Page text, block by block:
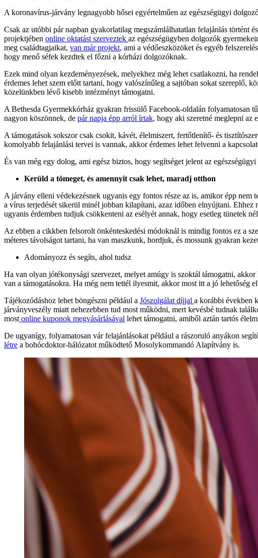
A koronavírus-járvány legnagyobb hősei egyértelműen az egészségügyi
Csak az utóbbi pár napban gyakorlatilag megszámlálhatatlan felajánlás történt
projektjében online oktatást szerveztek az egészségügyben dolgozók
meg családtagjaikat, van már projekt, ami a védőeszközöket és egyéb
hogy menő séfek kezdtek el főzni a kórházi dolgozóknak.
Ezek mind olyan kezdeményezések, melyekhez még lehet csatlakozni, ha
érdemes lehet szem előtt tartani, hogy valószínűleg a sajtóban sokat szereplő,
közelünkben lévő kisebb intézményt támogatni.
A Bethesda Gyermekkórház gyakran frissülő Facebook-oldalán folyamatosan
nagyon köszönnek, de pár napja épp arról írtak, hogy aki szeretné meglepni az
A támogatások sokszor csak csokit, kávét, élelmiszert, fertőtlenítő- és
komolyabb felajánlási tervei is vannak, akkor érdemes lehet felvenni a
És van még egy dolog, ami egész biztos, hogy segítséget jelent az
Kerüld a tömeget, és amennyit csak lehet, maradj otthon
A járvány elleni védekezésnek ugyanis egy fontos része az is, amikor épp nem
a vírus terjedését sikerül minél jobban kilapítani, azaz időben elnyújtani.
ugyanis érdemben tudjuk csökkenteni az esélyét annak, hogy esetleg tünetek
Az ebben a cikkben felsorolt önkénteskedési módoknál is mindig fontos ez a
méteres távolságot tartani, ha van maszkunk, hordjuk, és mossunk gyakran
Adományozz és segíts, ahol tudsz
Ha van olyan jótékonysági szervezet, melyet amúgy is szoktál támogatni,
van a támogatásokra. Ha még nem tettél ilyesmit, akkor most itt a jó lehetőség
Tájékozódáshoz lehet böngészni például a Jószolgálat díjjal a korábbi években
járványveszély miatt nehezebben tud most működni, mert kevésbé tudnak
most online kuponok megvásárlásával lehet támogatni, amiből aztán tartós
De ugyanígy, folyamatosan vár felajánlásokat például a rászoruló anyákon
létre a bohócdoktor-hálózatot működtető Mosolykommandó Alapítvány is.